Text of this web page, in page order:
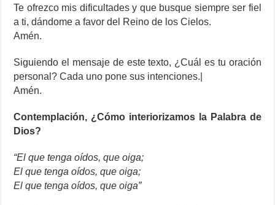
Te ofrezco mis dificultades y que busque siempre ser fiel
a ti, dándome a favor del Reino de los Cielos.
Amén.
Siguiendo el mensaje de este texto, ¿Cuál es tu oración
personal? Cada uno pone sus intenciones.|
Amén.
Contemplación, ¿Cómo interiorizamos la Palabra de
Dios?
“El que tenga oídos, que oiga;
El que tenga oídos, que oiga;
El que tenga oídos, que oiga”